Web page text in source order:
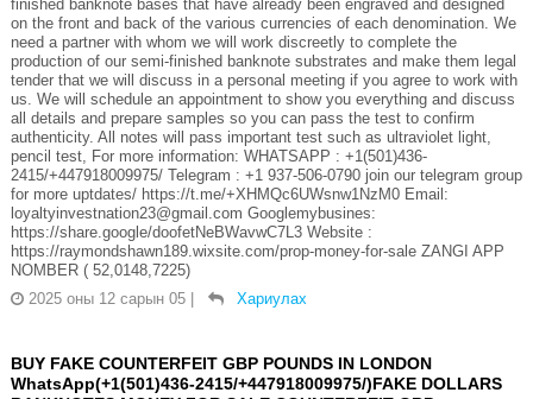
finished banknote bases that have already been engraved and designed
on the front and back of the various currencies of each denomination. We
need a partner with whom we will work discreetly to complete the
production of our semi-finished banknote substrates and make them legal
tender that we will discuss in a personal meeting if you agree to work with
us. We will schedule an appointment to show you everything and discuss
all details and prepare samples so you can pass the test to confirm
authenticity. All notes will pass important test such as ultraviolet light,
pencil test, For more information: WHATSAPP : +1(501)436-
2415/+447918009975/ Telegram : +1 937-506-0790 join our telegram group
for more uptdates/ https://t.me/+XHMQc6UWsnw1NzM0 Email:
loyaltyinvestnation23@gmail.com Googlemybusines:
https://share.google/doofetNeBWavwC7L3 Website :
https://raymondshawn189.wixsite.com/prop-money-for-sale ZANGI APP
NOMBER ( 52,0148,7225)
2025 оны 12 сарын 05
Хариулах
BUY FAKE COUNTERFEIT GBP POUNDS IN LONDON
WhatsApp(+1(501)436-2415/+447918009975/)FAKE DOLLARS